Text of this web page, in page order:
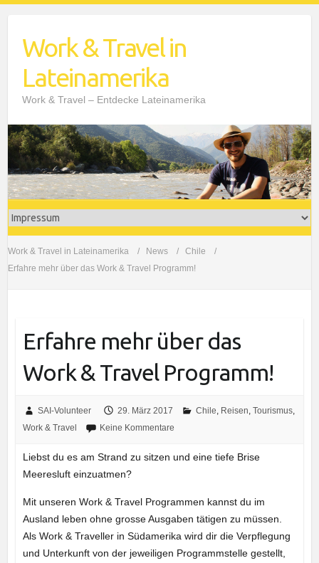
Work & Travel in
Lateinamerika
Work & Travel – Entdecke Lateinamerika
Work & Travel in Lateinamerika News
Chile
Erfahre mehr über das Work & Travel Programm!
Erfahre mehr über das
Work & Travel Programm!
SAI-Volunteer 29. März 2017 Chile Reisen Tourismus,
Work & Travel
Keine Kommentare
Liebst du es am Strand zu sitzen und eine tiefe Brise
Meeresluft einzuatmen?
Mit unseren Work & Travel Programmen kannst du im
Ausland leben ohne grosse Ausgaben tätigen zu müssen.
Als Work & Traveller in Südamerika wird dir die Verpflegung
und Unterkunft von der jeweiligen Programmstelle gestellt,